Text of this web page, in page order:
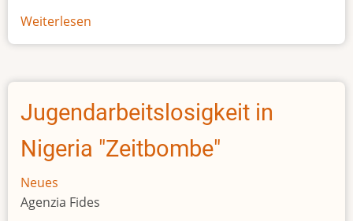
Weiterlesen
Afrikas
Größe
Jugendarbeitslosigkeit in
Nigeria "Zeitbombe"
Neues
Agenzia Fides